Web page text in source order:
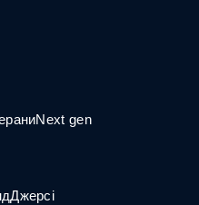
Next gen
Джерсі